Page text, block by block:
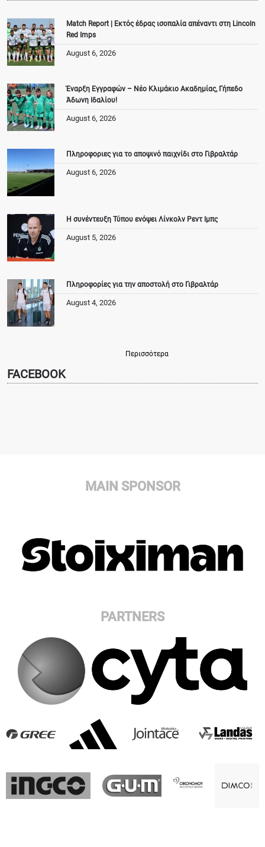
Match Report | Εκτός έδρας ισοπαλία απέναντι στη Lincoln
Red Imps
August 6, 2026
Έναρξη Εγγραφών – Νέο Κλιμάκιο Ακαδημίας, Γήπεδο
Άδωνη Ιδαλίου!
August 6, 2026
Πληροφοριες για το αποψινό παιχνίδι στο Γιβραλτάρ
August 6, 2026
Η συνέντευξη Τύπου ενόψει Λίνκολν Ρεντ Ιμπς
August 5, 2026
Πληροφορίες για την αποστολή στο Γιβραλτάρ
August 4, 2026
Περισσότερα
FACEBOOK
MAIN SPONSOR
PARTNERS